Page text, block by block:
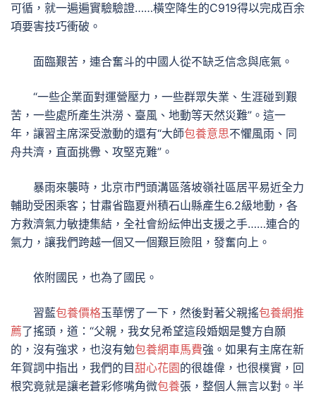
可循，就一遍遍實驗驗證……橫空降生的C919得以完成百余
項要害技巧衝破。
面臨艱苦，連合奮斗的中國人從不缺乏信念與底氣。
“一些企業面對運營壓力，一些群眾失業、生涯碰到艱
苦，一些處所產生洪澇、臺風、地動等天然災難”。這一
年，讓習主席深受激動的還有“大師包養意思不懼風雨、同
舟共濟，直面挑釁、攻堅克難”。
暴雨來襲時，北京市門頭溝區落坡嶺社區居平易近全力
輔助受困乘客；甘肅省臨夏州積石山縣產生6.2級地動，各
方救濟氣力敏捷集結，全社會紛紜伸出支援之手……連合的
氣力，讓我們跨越一個又一個艱巨險阻，發奮向上。
依附國民，也為了國民。
習藍包養價格玉華愣了一下，然後對著父親搖包養網推
薦了搖頭，道：“父親，我女兒希望這段婚姻是雙方自願
的，沒有強求，也沒有勉包養網車馬費強。如果有主席在新
年賀詞中指出，我們的目甜心花園的很雄偉，也很樸實，回
根究竟就是讓老蒼彩修嘴角微包養張，整個人無言以對。半